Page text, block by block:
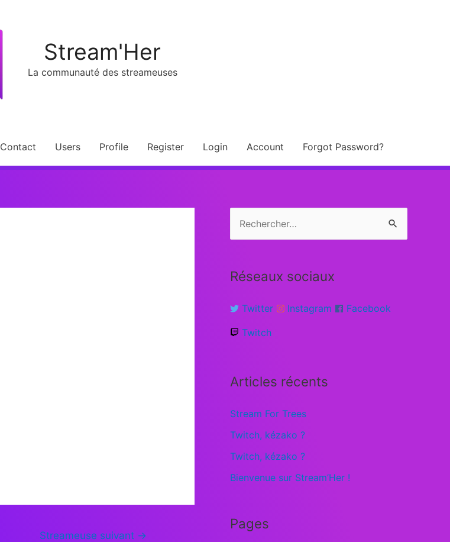
Stream'Her
La communauté des streameuses
Contact Users Profile Register Login Account Forgot Password?
Streameuse suivant →
Réseaux sociaux
Twitter Instagram Facebook
Twitch
Articles récents
Stream For Trees
Twitch, kézako ?
Twitch, kézako ?
Bienvenue sur Stream’Her !
Pages